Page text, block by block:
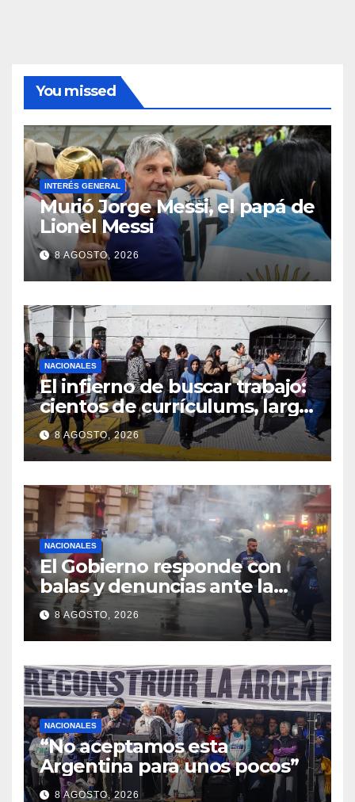
You missed
INTERÉS GENERAL
Murió Jorge Messi, el papá de
Lionel Messi
8 AGOSTO, 2026
NACIONALES
El infierno de buscar trabajo:
cientos de currículums, larga
espera y menos puestos
registrados
8 AGOSTO, 2026
NACIONALES
El Gobierno responde con
balas y denuncias ante la
protesta
8 AGOSTO, 2026
NACIONALES
“No aceptamos esta
Argentina para unos pocos”
8 AGOSTO, 2026